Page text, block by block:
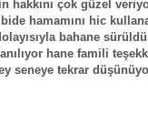
hakkını çok güzel
hamamını hic
bahane
hane famili
seneye tekrar